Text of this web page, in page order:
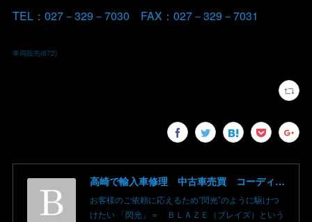
TEL：027－329－7030 FAX：027－329－7031
車両販売(672)
高崎で輸入車修理 中古車売買 コーディングならBLAZE（ブレイズ）へ│BLAZE Total Car Support & Modify in Takasaki Gunma
お客様のご依頼に応えるため”閃光”のように駆けつ
けたい 「閃光」＝ ＢＬＡＺＥ（ブレイズ）という